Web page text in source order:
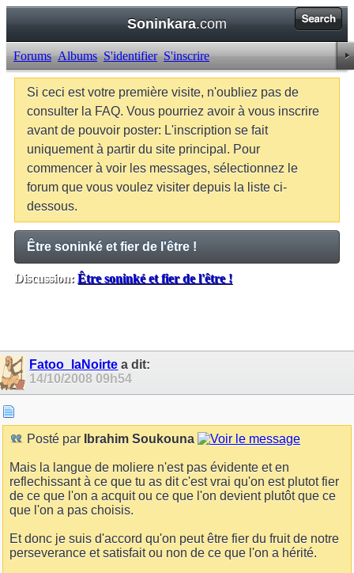
Soninkara.com
Forums Albums S'identifier S'inscrire
Si ceci est votre première visite, n'oubliez pas de
consulter la FAQ. Vous pourriez avoir à vous inscrire
avant de pouvoir poster: L'inscription se fait
uniquement à partir du site principal. Pour
commencer à voir les messages, sélectionnez le
forum que vous voulez visiter depuis la liste ci-
dessous.
Être soninké et fier de l'être !
Discussion: Être soninké et fier de l'être !
Fatoo_laNoirte a dit:
14/10/2008 09h54
Posté par Ibrahim Soukouna
Mais la langue de moliere n'est pas évidente et en
reflechissant à ce que tu as dit c'est vrai qu'on est plutot fier
de ce que l'on a acquit ou ce que l'on devient plutôt que ce
que l'on a pas choisis.
Et donc je suis d'accord qu'on peut être fier du fruit de notre
perseverance et satisfait ou non de ce que l'on a hérité.